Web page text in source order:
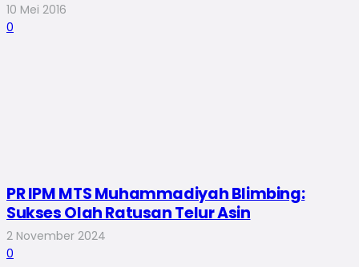
10 Mei 2016
0
PR IPM MTS Muhammadiyah Blimbing:
Sukses Olah Ratusan Telur Asin
2 November 2024
0